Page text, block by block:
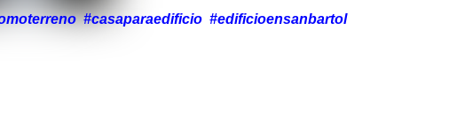
#casaparaedificio #edificioensanbartol